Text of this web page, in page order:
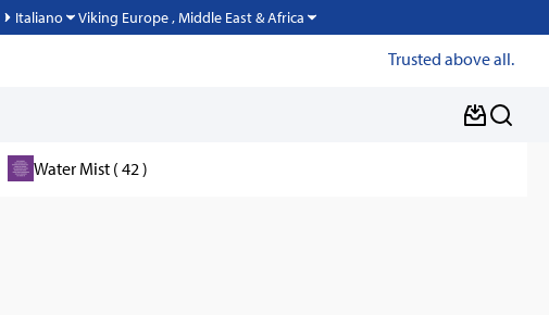
Italiano Viking Europe , Middle East & Africa
Trusted above all.
Water Mist ( 42 )